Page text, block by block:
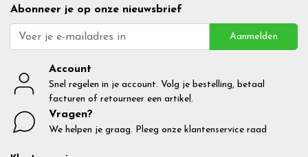
Abonneer je op onze nieuwsbrief
Aanmelden
Account
Snel regelen in je account. Volg je bestelling, betaal
facturen of retourneer een artikel.
Vragen?
We helpen je graag. Pleeg onze klantenservice raad